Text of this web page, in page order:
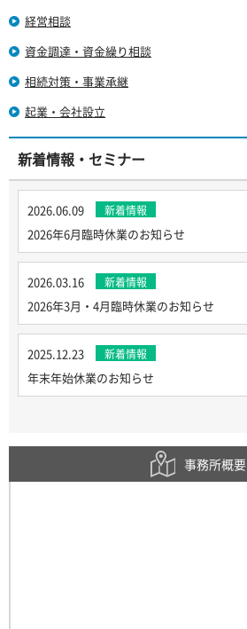
経営相談
資金調達・資金繰り相談
相続対策・事業承継
起業・会社設立
新着情報・セミナー
2026.06.09 新着情報
2026年6月臨時休業のお知らせ
2026.03.16 新着情報
2026年3月・4月臨時休業のお知らせ
2025.12.23 新着情報
年末年始休業のお知らせ
事務所概要